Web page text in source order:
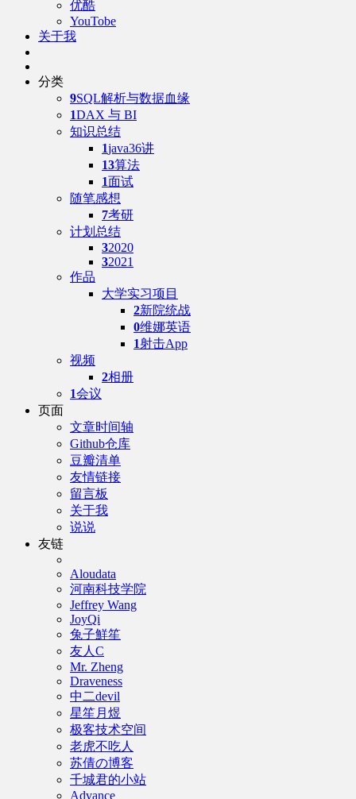
优酷
YouTobe
关于我
分类
9SQL解析与数据血缘
1DAX 与 BI
知识总结
1java36讲
13算法
1面试
随笔感想
7考研
计划总结
32020
32021
作品
大学实习项目
2新院统战
0维娜英语
1射击App
视频
2相册
1会议
页面
文章时间轴
Github仓库
豆瓣清单
友情链接
留言板
关于我
说说
友链
Aloudata
河南科技学院
Jeffrey Wang
JoyQi
兔子鮮笙
友人C
Mr. Zheng
Draveness
中二devil
星笙月煜
极客技术空间
老虎不吃人
苏倩の博客
千城君的小站
Advance